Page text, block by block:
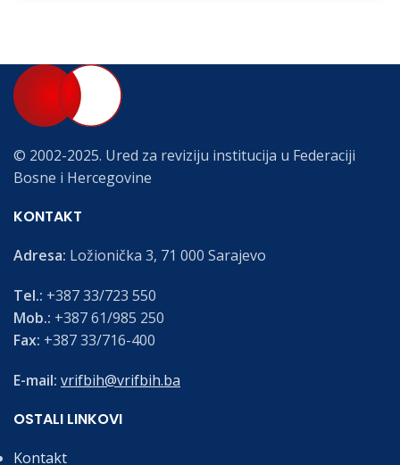
© 2002-2025. Ured za reviziju institucija u Federaciji
Bosne i Hercegovine
KONTAKT
Adresa: Ložionička 3, 71 000 Sarajevo
Tel.: +387 33/723 550
Mob.: +387 61/985 250
Fax: +387 33/716-400
E-mail: vrifbih@vrifbih.ba
OSTALI LINKOVI
Kontakt